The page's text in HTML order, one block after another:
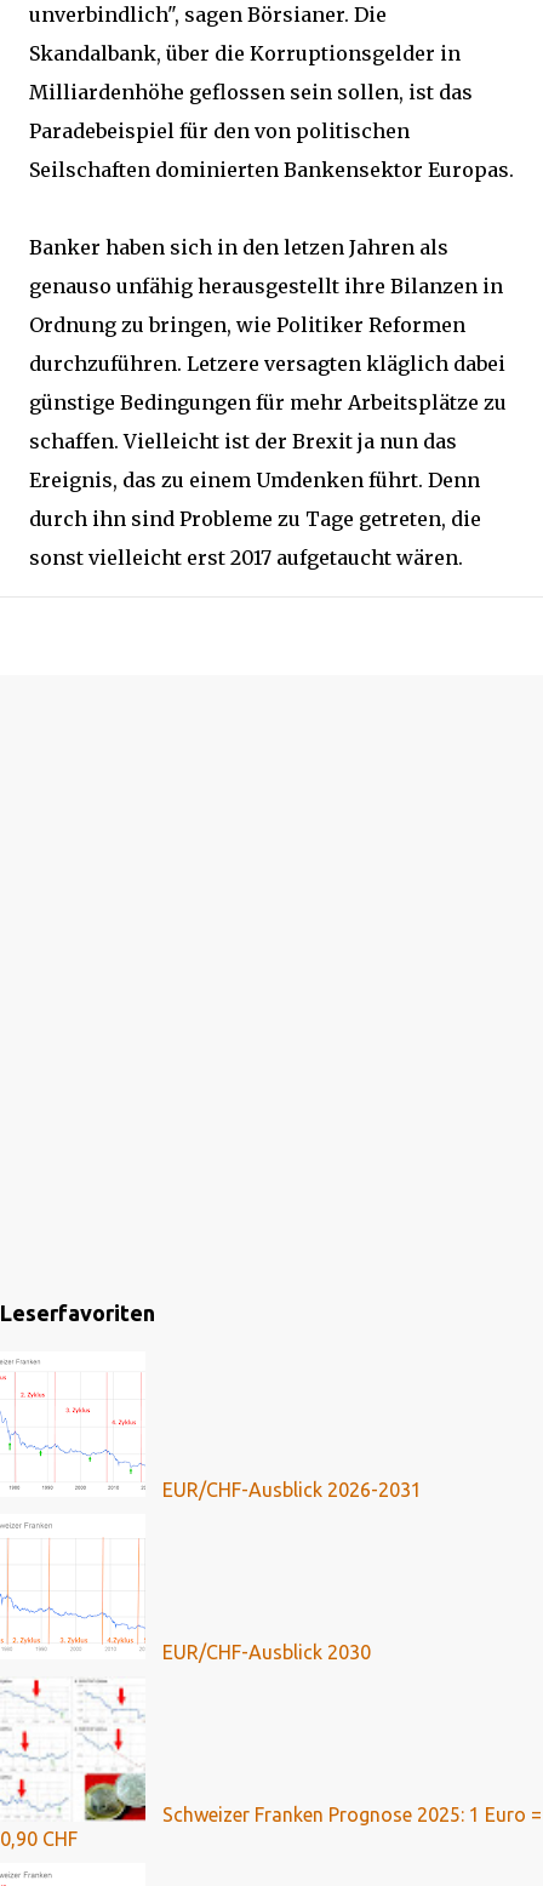
unverbindlich", sagen Börsianer. Die
Skandalbank, über die Korruptionsgelder in
Milliardenhöhe geflossen sein sollen, ist das
Paradebeispiel für den von politischen
Seilschaften dominierten Bankensektor Europas.
Banker haben sich in den letzen Jahren als
genauso unfähig herausgestellt ihre Bilanzen in
Ordnung zu bringen, wie Politiker Reformen
durchzuführen. Letzere versagten kläglich dabei
günstige Bedingungen für mehr Arbeitsplätze zu
schaffen. Vielleicht ist der Brexit ja nun das
Ereignis, das zu einem Umdenken führt. Denn
durch ihn sind Probleme zu Tage getreten, die
sonst vielleicht erst 2017 aufgetaucht wären.
Leserfavoriten
EUR/CHF-Ausblick 2026-2031
EUR/CHF-Ausblick 2030
Schweizer Franken Prognose 2025: 1 Euro =
0,90 CHF